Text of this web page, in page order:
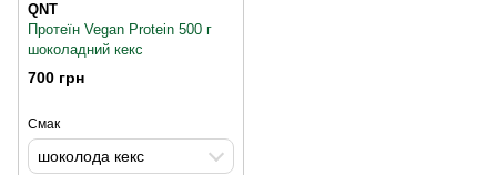
QNT
Протеїн Vegan Protein 500 г
шоколадний кекс
700 грн
Смак
шоколода кекс